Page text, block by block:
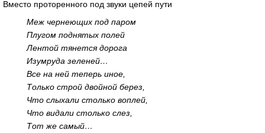
Вместо проторенного под звуки цепей пути
Меж чернеющих под паром
Плугом поднятых полей
Лентой тянется дорога
Изумруда зеленей…
Все на ней теперь иное,
Только строй двойной берез,
Что слыхали столько воплей,
Что видали столько слез,
Тот же самый…